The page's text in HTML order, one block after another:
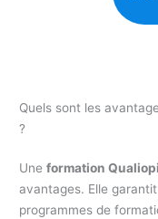
Quels sont les
?
Uneformation Qualiopi
avantages. Elle
programmes de